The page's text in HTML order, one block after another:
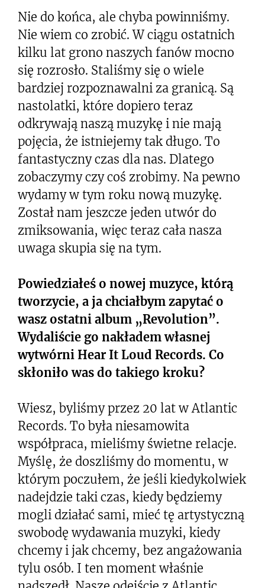
Nie do końca, ale chyba powinniśmy.
Nie wiem co zrobić. W ciągu ostatnich
kilku lat grono naszych fanów mocno
się rozrosło. Staliśmy się o wiele
bardziej rozpoznawalni za granicą. Są
nastolatki, które dopiero teraz
odkrywają naszą muzykę i nie mają
pojęcia, że istniejemy tak długo. To
fantastyczny czas dla nas. Dlatego
zobaczymy czy coś zrobimy. Na pewno
wydamy w tym roku nową muzykę.
Został nam jeszcze jeden utwór do
zmiksowania, więc teraz cała nasza
uwaga skupia się na tym.
Powiedziałeś o nowej muzyce, którą
tworzycie, a ja chciałbym zapytać o
wasz ostatni album „Revolution”.
Wydaliście go nakładem własnej
wytwórni Hear It Loud Records. Co
skłoniło was do takiego kroku?
Wiesz, byliśmy przez 20 lat w Atlantic
Records. To była niesamowita
współpraca, mieliśmy świetne relacje.
Myślę, że doszliśmy do momentu, w
którym poczułem, że jeśli kiedykolwiek
nadejdzie taki czas, kiedy będziemy
mogli działać sami, mieć tę artystyczną
swobodę wydawania muzyki, kiedy
chcemy i jak chcemy, bez angażowania
tylu osób. I ten moment właśnie